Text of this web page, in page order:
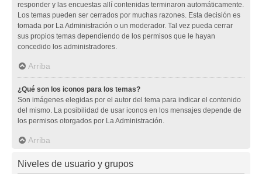
responder y las encuestas allí contenidas terminaron automáticamente.
Los temas pueden ser cerrados por muchas razones. Esta decisión es
tomada por La Administración o un moderador. Tal vez pueda cerrar
sus propios temas dependiendo de los permisos que le hayan
concedido los administradores.
Arriba
¿Qué son los iconos para los temas?
Son imágenes elegidas por el autor del tema para indicar el contenido
del mismo. La posibilidad de usar iconos en los mensajes depende de
los permisos otorgados por La Administración.
Arriba
Niveles de usuario y grupos